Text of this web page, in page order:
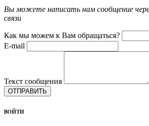
Вы можете написать нам сообщение
связи
Как мы можем к Вам обращаться?
E-mail
Текст сообщения
ОТПРАВИТЬ
ВОЙТИ